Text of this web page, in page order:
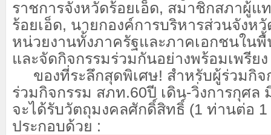
ราชการจังหวัดร้อยเอ็ด, สมาชิกสภาผู้แ
ร้อยเอ็ด, นายกองค์การบริหารส่วนจังหวั
หน่วยงานทั้งภาครัฐและภาคเอกชนใน
และจัดกิจกรรมร่วมกันอย่างพร้อมเพรียง
ของที่ระลึกสุดพิเศษ! สำหรับผู้ร่วมกิจ
ร่วมกิจกรรม​ สภท.60ปี​ เดิน-วิ่ง​การกุศล
จะได้รับวัตถุมงคลศักดิ์สิทธิ์ (1 ท่านต่อ
ประกอบด้วย :